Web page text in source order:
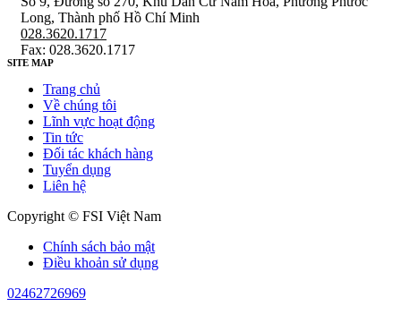
Long, Thành phố Hồ Chí Minh
028.3620.1717
Fax: 028.3620.1717
SITE MAP
Trang chủ
Về chúng tôi
Lĩnh vực hoạt động
Tin tức
Đối tác khách hàng
Tuyển dụng
Liên hệ
Copyright © FSI Việt Nam
Chính sách bảo mật
Điều khoản sử dụng
02462726969